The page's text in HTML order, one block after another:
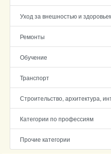
Уход за внешностью и
Ремонты
Обучение
Транспорт
Строительство, архитектура,
Категории по профессиям
Прочие категории